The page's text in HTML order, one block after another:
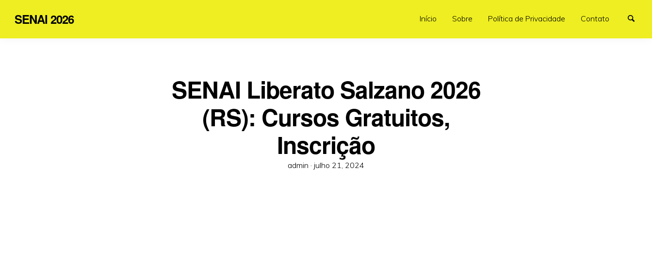
SENAI 2026 Início Sobre Política de Privacidade Contato
SENAI Liberato Salzano 2026
(RS): Cursos Gratuitos,
Inscrição
admin · Posted
julho 21, 2024